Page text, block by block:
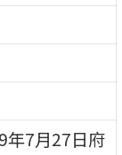
年7月27日府